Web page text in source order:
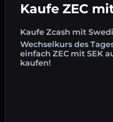
Kaufe ZEC
Kaufe Zcash mit
Wechselkurs des
einfach ZEC mit SEK
kaufen!